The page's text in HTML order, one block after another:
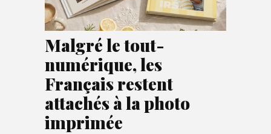
Malgré le tout-
numérique, les
Français restent
attachés à la photo
imprimée